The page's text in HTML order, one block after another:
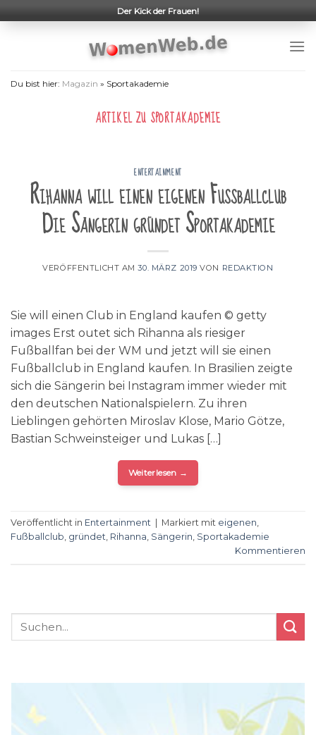
to
Der Kick der Frauen!
Du bist hier: Magazin » Sportakademie
ARTIKEL ZU SPORTAKADEMIE
ENTERTAINMENT
Rihanna will einen eigenen Fußballclub
Die Sängerin gründet Sportakademie
VERÖFFENTLICHT AM30. MÄRZ 2019 VON REDAKTION
Sie will einen Club in England kaufen © getty
images Erst outet sich Rihanna als riesiger
Fußballfan bei der WM und jetzt will sie einen
Fußballclub in England kaufen. In Brasilien zeigte
sich die Sängerin bei Instagram immer wieder mit
den deutschen Nationalspielern. Zu ihren
Lieblingen gehörten Miroslav Klose, Mario Götze,
Bastian Schweinsteiger und Lukas […]
Weiterlesen →
Veröffentlicht in Entertainment Markiert mit eigenen
Fußballclub gründet Rihanna Sängerin Sportakademie
Kommentieren